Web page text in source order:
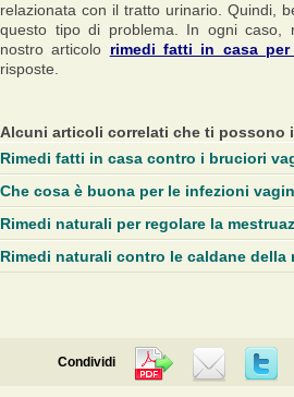
relazionata con il tratto urinario. Quindi,
questo tipo di problema. In ogni caso,
nostro articolo rimedi fatti in casa
risposte.
Alcuni articoli correlati che ti possono
Rimedi fatti in casa contro i bruciori
Che cosa è buona per le infezioni
Rimedi naturali per regolare la
Rimedi naturali contro le caldane della
Condividi